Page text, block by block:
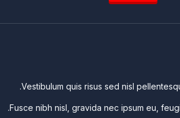
Vestibulum quis risus sed nisl
Fusce nibh nisl, gravida nec ipsum eu,